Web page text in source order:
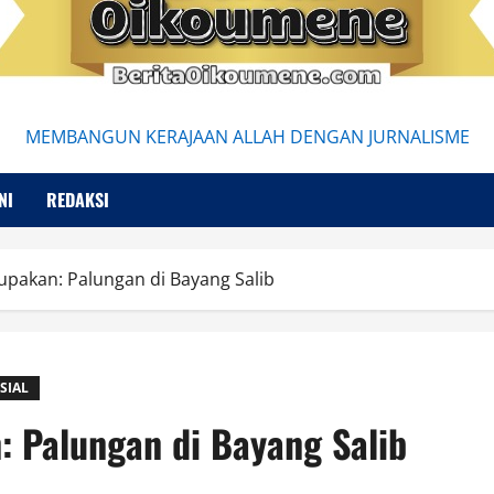
MEMBANGUN KERAJAAN ALLAH DENGAN JURNALISME
REDAKSI
Palungan di Bayang Salib
Palungan di Bayang Salib